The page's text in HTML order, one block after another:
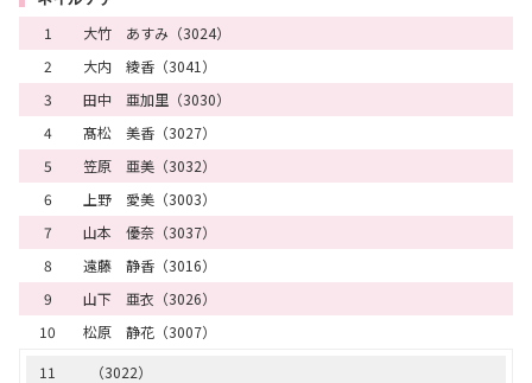
17
（2001）
18
（2031）
19
（2027）
20
（2026）
21
（2015）
22
（2011）
23
（2029）
24
（2018）
25
（2025）
26
（2002）
27
（2019）
1
大竹 あすみ（3024）
2
大内 綾香（3041）
3
田中 亜加里（3030）
4
髙松 美香（3027）
5
笠原 亜美（3032）
6
上野 愛美（3003）
7
山本 優奈（3037）
8
遠藤 静香（3016）
9
山下 亜衣（3026）
10
松原 静花（3007）
11
（3022）